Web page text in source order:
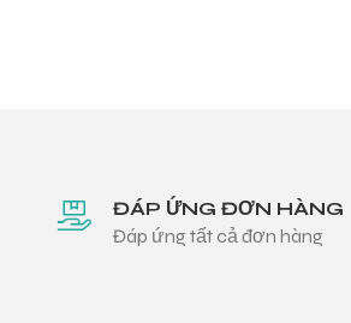
ĐÁP ỨNG ĐƠN HÀNG
Đáp ứng tất cả đơn hàng